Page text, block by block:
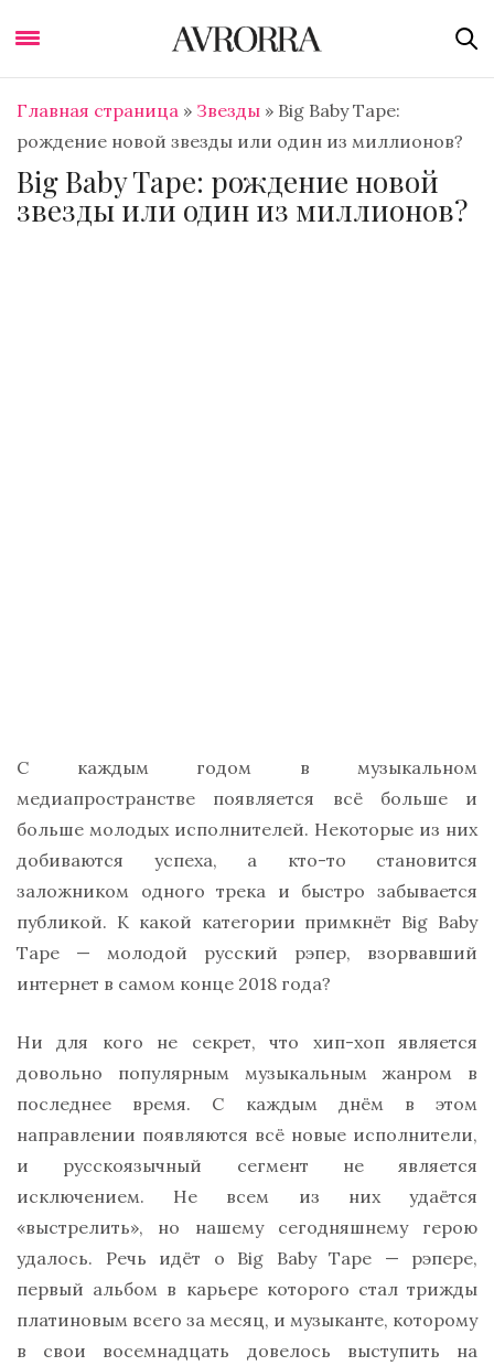
Главная страница » Звезды » Big Baby Tape:
рождение новой звезды или один из миллионов?
Big Baby Tape: рождение новой
звезды или один из миллионов?
С каждым годом в музыкальном
медиапространстве появляется всё больше и
больше молодых исполнителей. Некоторые из них
добиваются успеха, а кто-то становится
заложником одного трека и быстро забывается
публикой. К какой категории примкнёт Big Baby
Tape — молодой русский рэпер, взорвавший
интернет в самом конце 2018 года?
Ни для кого не секрет, что хип-хоп является
довольно популярным музыкальным жанром в
последнее время. С каждым днём в этом
направлении появляются всё новые исполнители,
и русскоязычный сегмент не является
исключением. Не всем из них удаётся
«выстрелить», но нашему сегодняшнему герою
удалось. Речь идёт о Big Baby Tape — рэпере,
первый альбом в карьере которого стал трижды
платиновым всего за месяц, и музыканте, которому
в свои восемнадцать довелось выступить на